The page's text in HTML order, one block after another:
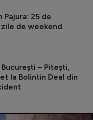
Pajura: 25 de
de weekend
– Pitești,
la Bolintin Deal din